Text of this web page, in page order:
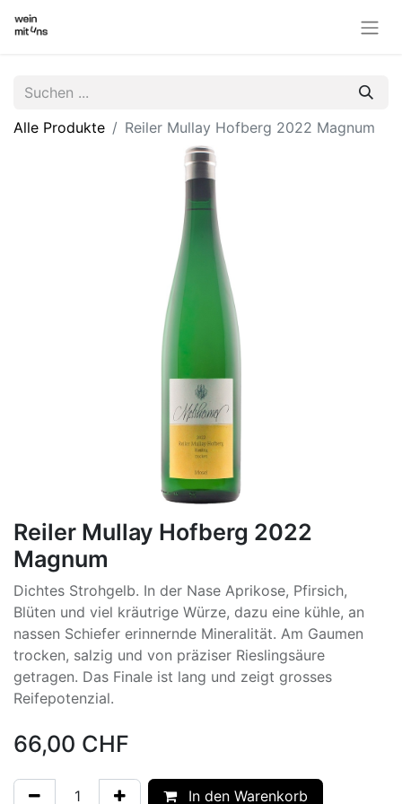
Alle Produkte Reiler Mullay Hofberg 2022 Magnum
Reiler Mullay Hofberg 2022
Magnum
Dichtes Strohgelb. In der Nase Aprikose, Pfirsich,
Blüten und viel kräutrige Würze, dazu eine kühle, an
nassen Schiefer erinnernde Mineralität. Am Gaumen
trocken, salzig und von präziser Rieslingsäure
getragen. Das Finale ist lang und zeigt grosses
Reifepotenzial.
66,00 CHF
In den Warenkorb